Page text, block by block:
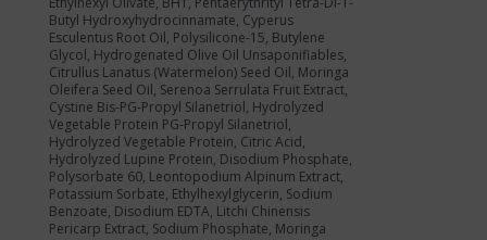
Butyl Hydroxyhydrocinnamate, Cyperus
Esculentus Root Oil, Polysilicone-15, Butylene
Glycol, Hydrogenated Olive Oil Unsaponifiables,
Citrullus Lanatus (Watermelon) Seed Oil, Moringa
Oleifera Seed Oil, Serenoa Serrulata Fruit Extract,
Cystine Bis-PG-Propyl Silanetriol, Hydrolyzed
Vegetable Protein PG-Propyl Silanetriol,
Hydrolyzed Vegetable Protein, Citric Acid,
Hydrolyzed Lupine Protein, Disodium Phosphate,
Polysorbate 60, Leontopodium Alpinum Extract,
Potassium Sorbate, Ethylhexylglycerin, Sodium
Benzoate, Disodium EDTA, Litchi Chinensis
Pericarp Extract, Sodium Phosphate, Moringa